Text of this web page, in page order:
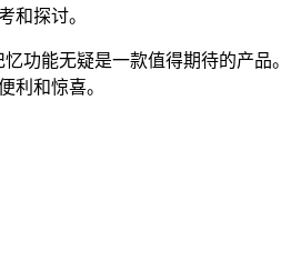
和探讨。
能无疑是一款值得期待的产品。
利和惊喜。